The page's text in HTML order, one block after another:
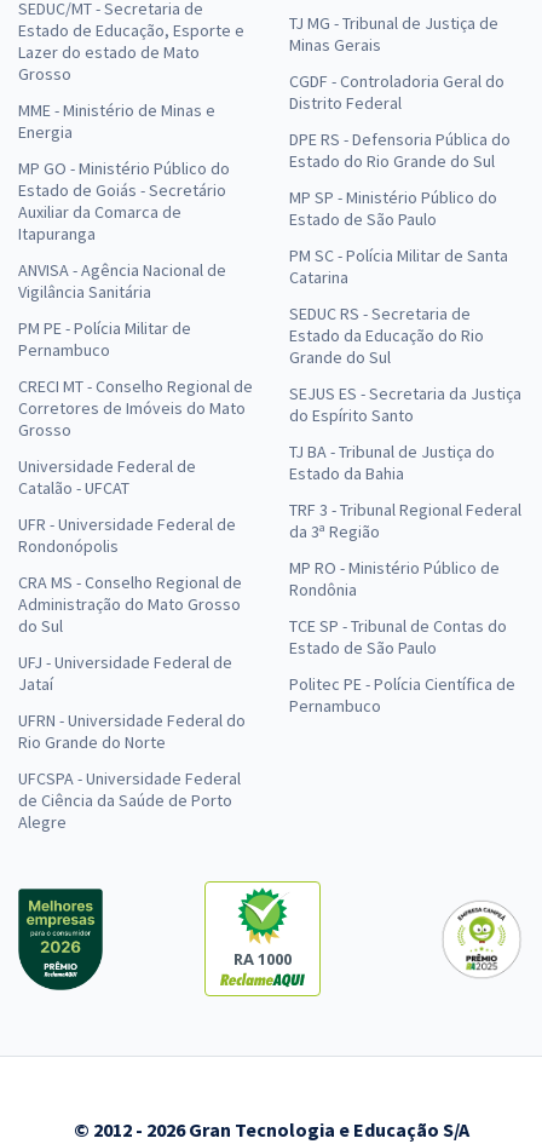
SEDUC/MT - Secretaria de
Estado de Educação, Esporte e
Lazer do estado de Mato
Grosso
MME - Ministério de Minas e
Energia
MP GO - Ministério Público do
Estado de Goiás - Secretário
Auxiliar da Comarca de
Itapuranga
ANVISA - Agência Nacional de
Vigilância Sanitária
PM PE - Polícia Militar de
Pernambuco
CRECI MT - Conselho Regional de
Corretores de Imóveis do Mato
Grosso
Universidade Federal de
Catalão - UFCAT
UFR - Universidade Federal de
Rondonópolis
CRA MS - Conselho Regional de
Administração do Mato Grosso
do Sul
UFJ - Universidade Federal de
Jataí
UFRN - Universidade Federal do
Rio Grande do Norte
UFCSPA - Universidade Federal
de Ciência da Saúde de Porto
Alegre
TJ MG - Tribunal de Justiça de
Minas Gerais
CGDF - Controladoria Geral do
Distrito Federal
DPE RS - Defensoria Pública do
Estado do Rio Grande do Sul
MP SP - Ministério Público do
Estado de São Paulo
PM SC - Polícia Militar de Santa
Catarina
SEDUC RS - Secretaria de
Estado da Educação do Rio
Grande do Sul
SEJUS ES - Secretaria da Justiça
do Espírito Santo
TJ BA - Tribunal de Justiça do
Estado da Bahia
TRF 3 - Tribunal Regional Federal
da 3ª Região
MP RO - Ministério Público de
Rondônia
TCE SP - Tribunal de Contas do
Estado de São Paulo
Politec PE - Polícia Científica de
Pernambuco
RA 1000
© 2012 - 2026 Gran Tecnologia e Educação S/A